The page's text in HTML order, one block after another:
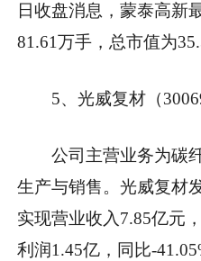
日收盘消息，蒙泰高新
81.61万手，总市值为
5、光威复材（
公司主营业务为碳
生产与销售。光威复材
实现营业收入7.85亿元
利润1.45亿，同比-